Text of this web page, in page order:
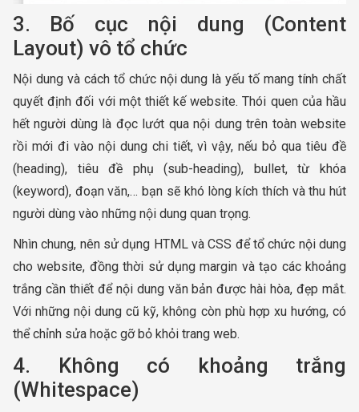
3. Bố cục nội dung (Content
Layout) vô tổ chức
Nội dung và cách tổ chức nội dung là yếu tố mang tính chất
quyết định đối với một thiết kế website. Thói quen của hầu
hết người dùng là đọc lướt qua nội dung trên toàn website
rồi mới đi vào nội dung chi tiết, vì vậy, nếu bỏ qua tiêu đề
(heading), tiêu đề phụ (sub-heading), bullet, từ khóa
(keyword), đoạn văn,… bạn sẽ khó lòng kích thích và thu hút
người dùng vào những nội dung quan trọng.
Nhìn chung, nên sử dụng HTML và CSS để tổ chức nội dung
cho website, đồng thời sử dụng margin và tạo các khoảng
trắng cần thiết để nội dung văn bản được hài hòa, đẹp mắt.
Với những nội dung cũ kỹ, không còn phù hợp xu hướng, có
thể chỉnh sửa hoặc gỡ bỏ khỏi trang web.
4. Không có khoảng trắng
(Whitespace)